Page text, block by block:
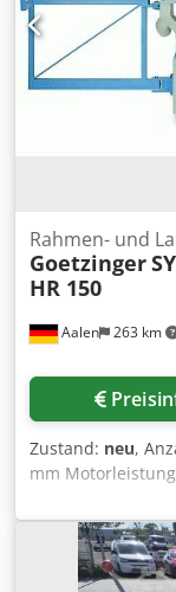
Aalen 263 km
Rahmen- und
Goetzinger
HR 150
Zustand: neu,
mm Motorleistung
Hoffmann -----
bei Bohren in
bei einer